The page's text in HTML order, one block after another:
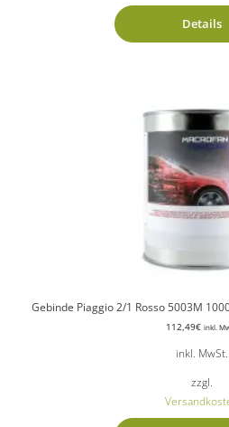
Details
Gebinde Piaggio 2/1 Rosso 5003M
112,49€ inkl.
inkl. MwSt.
zzgl.